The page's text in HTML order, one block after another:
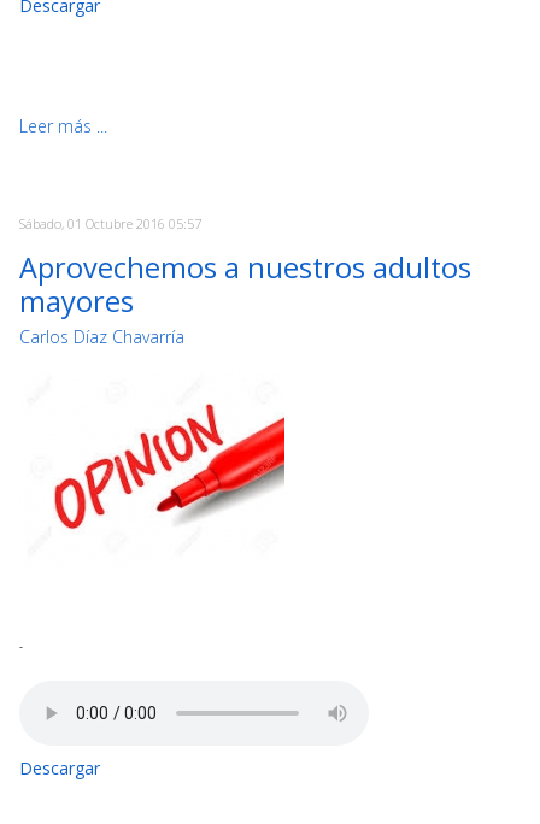
Descargar
Leer más ...
Sábado, 01 Octubre 2016 05:57
Aprovechemos a nuestros adultos
mayores
Carlos Díaz Chavarría
-
Descargar